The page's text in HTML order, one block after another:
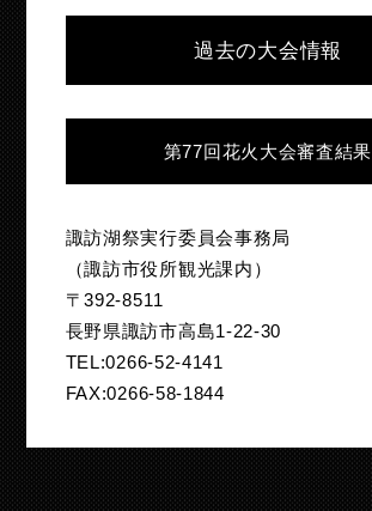
過去の大会情報
第77回花火大会審査結果
諏訪湖祭実行委員会事務局
（諏訪市役所観光課内）
〒392-8511
長野県諏訪市高島1-22-30
TEL:0266-52-4141
FAX:0266-58-1844